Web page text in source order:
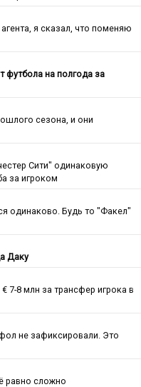
я сказал, что поменяю
футбола на полгода за
сезона, и они
Сити" одинаковую
за игроком
одинаково. Будь то "Факел"
Даку
7-8 млн за трансфер игрока в
не зафиксировали. Это
равно сложно